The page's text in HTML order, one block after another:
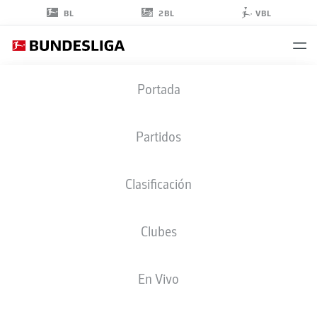
BL 2BL VBL
Portada
Partidos
Clasificación
Clubes
En Vivo